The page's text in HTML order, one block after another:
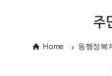
주
Home 동행정복